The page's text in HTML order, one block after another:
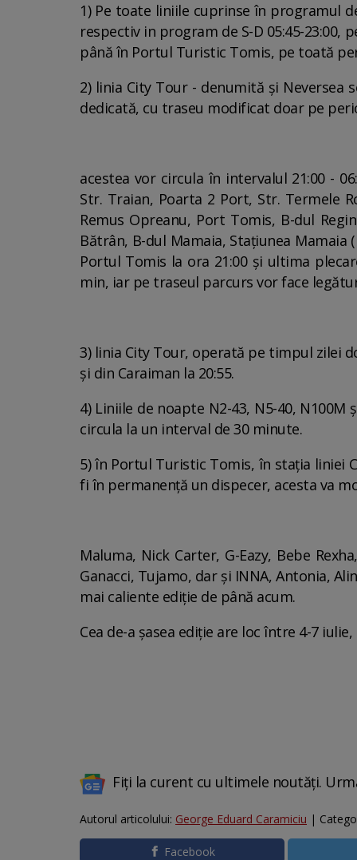
1) Pe toate liniile cuprinse în programul
respectiv in program de S-D 05:45-23:00,
până în Portul Turistic Tomis, pe toată
2) linia City Tour - denumită și
dedicată, cu traseu modificat doar pe
acestea vor circula în intervalul 21:00 -
Str. Traian, Poarta 2 Port, Str. Termele
Remus Opreanu, Port Tomis, B-dul
Bătrân, B-dul Mamaia, Stațiunea Mamaia
Portul Tomis la ora 21:00 și ultima
min, iar pe traseul parcurs vor face
3) linia City Tour, operată pe timpul zilei
și din Caraiman la 20:55.
4) Liniile de noapte N2-43, N5-40,
circula la un interval de 30 minute.
5) în Portul Turistic Tomis, în stația liniei
fi în permanență un dispecer, acesta va
Maluma, Nick Carter, G-Eazy, Bebe
Ganacci, Tujamo, dar și INNA, Antonia,
mai caliente ediție de până acum.
Cea de-a șasea ediție are loc între 4-7
Fiți la curent cu ultimele noutăți.
Autorul articolului: George Eduard Caramiciu |
Facebook